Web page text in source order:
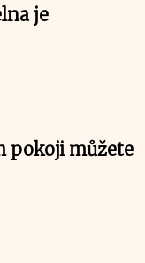
je
pokoji můžete